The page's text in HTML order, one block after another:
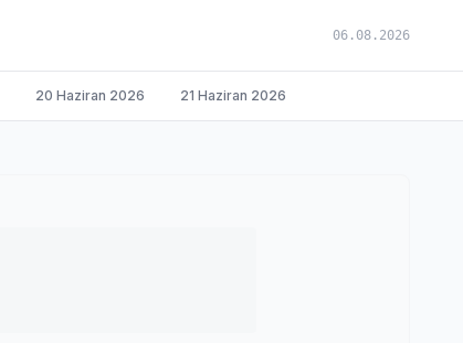
06.08.2026
20 Haziran 2026 21 Haziran 2026